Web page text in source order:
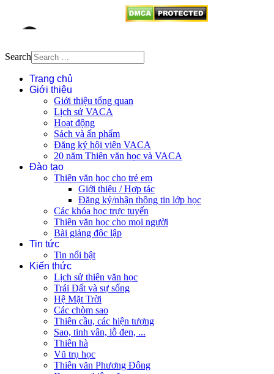
Search
Trang chủ
Giới thiệu
Giới thiệu tổng quan
Lịch sử VACA
Hoạt động
Sách và ấn phẩm
Đăng ký hội viên VACA
20 năm Thiên văn học và VACA
Đào tạo
Thiên văn học cho trẻ em
Giới thiệu / Hợp tác
Đăng ký/nhận thông tin lớp học
Các khóa học trực tuyến
Thiên văn học cho mọi người
Bài giảng độc lập
Tin tức
Tin nổi bật
Kiến thức
Lịch sử thiên văn học
Trái Đất và sự sống
Hệ Mặt Trời
Các chòm sao
Thiên cầu, các hiện tượng
Sao, tinh vân, lỗ đen, ...
Thiên hà
Vũ trụ học
Thiên văn Phương Đông